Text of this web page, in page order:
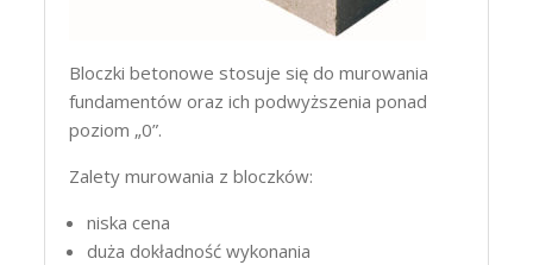
Bloczki betonowe stosuje się do murowania
fundamentów oraz ich podwyższenia ponad
poziom „0”.
Zalety murowania z bloczków:
niska cena
duża dokładność wykonania